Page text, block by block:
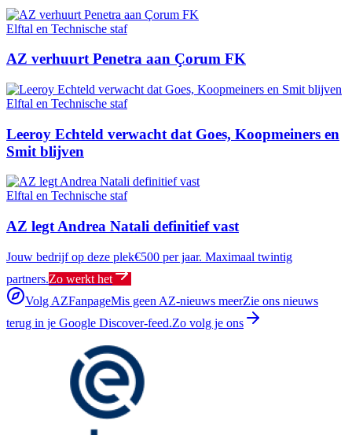
Elftal en Technische staf
AZ verhuurt Penetra aan Çorum FK
Elftal en Technische staf
Leeroy Echteld verwacht dat Goes, Koopmeiners en
Smit blijven
Elftal en Technische staf
AZ legt Andrea Natali definitief vast
Jouw bedrijf op deze plek€500 per jaar. Maximaal twintig
partners.Zo werkt het
Volg AZFanpageMis geen AZ-nieuws meerZie ons nieuws
terug in je Google Discover-feed.Zo volg je ons